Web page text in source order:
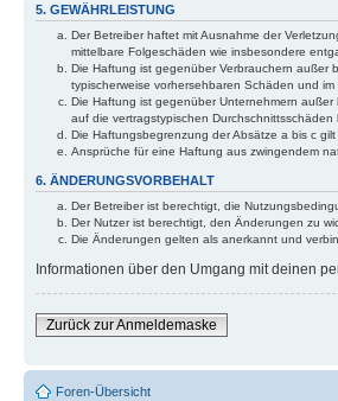
5. GEWÄHRLEISTUNG
Der Betreiber haftet mit Ausnahme der
mittelbare Folgeschäden wie insbesondere
Die Haftung ist gegenüber Verbrauchern außer
typischerweise vorhersehbaren Schäden und
Die Haftung ist gegenüber Unternehmern
auf die vertragstypischen
Die Haftungsbegrenzung der Absätze a bis c
Ansprüche für eine Haftung aus zwingendem
6. ÄNDERUNGSVORBEHALT
Der Betreiber ist berechtigt, die
Der Nutzer ist berechtigt, den Änderungen zu
Die Änderungen gelten als anerkannt und
Informationen über den Umgang mit deinen
Zurück zur Anmeldemaske
Foren-Übersicht